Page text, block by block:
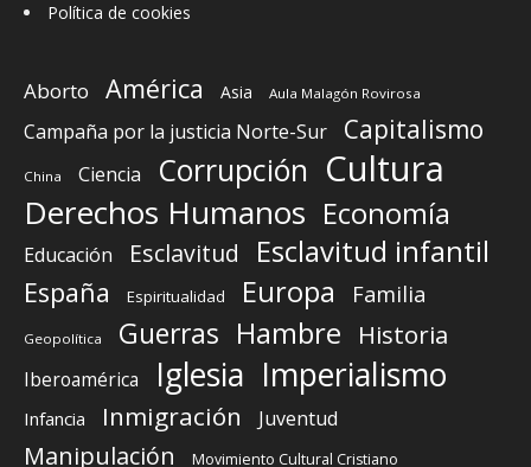
Política de cookies
Aborto América Asia Aula Malagón Rovirosa
Campaña por la justicia Norte-Sur Capitalismo
China Ciencia Corrupción Cultura
Derechos Humanos Economía
Educación Esclavitud Esclavitud infantil
España Espiritualidad Europa Familia
Geopolítica Guerras Hambre Historia
Iberoamérica Iglesia Imperialismo
Infancia Inmigración Juventud
Manipulación Movimiento Cultural Cristiano